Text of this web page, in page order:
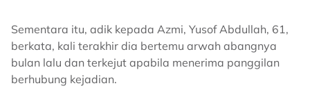
Sementara itu, adik kepada Azmi, Yusof Abdullah, 61,
berkata, kali terakhir dia bertemu arwah abangnya
bulan lalu dan terkejut apabila menerima panggilan
berhubung kejadian.